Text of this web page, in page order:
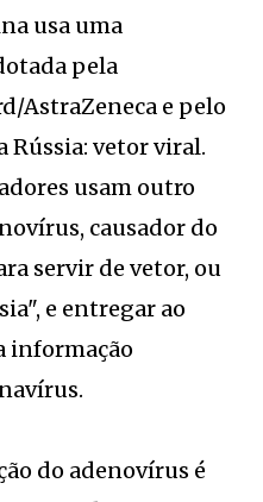
usa uma
pela
AstraZeneca e pelo
vetor viral.
usam outro
causador do
servir de vetor, ou
e entregar ao
informação
do adenovírus é